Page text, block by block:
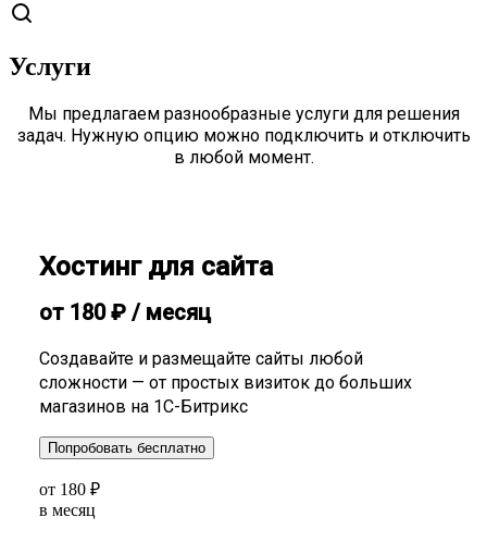
Услуги
Мы предлагаем разнообразные услуги для решения
задач. Нужную опцию можно подключить и отключить
в любой момент.
Хостинг для сайта
от 180₽ / месяц
Создавайте и размещайте сайты любой
сложности — от простых визиток до больших
магазинов на 1С-Битрикс
Попробовать бесплатно
от 180 ₽
в месяц